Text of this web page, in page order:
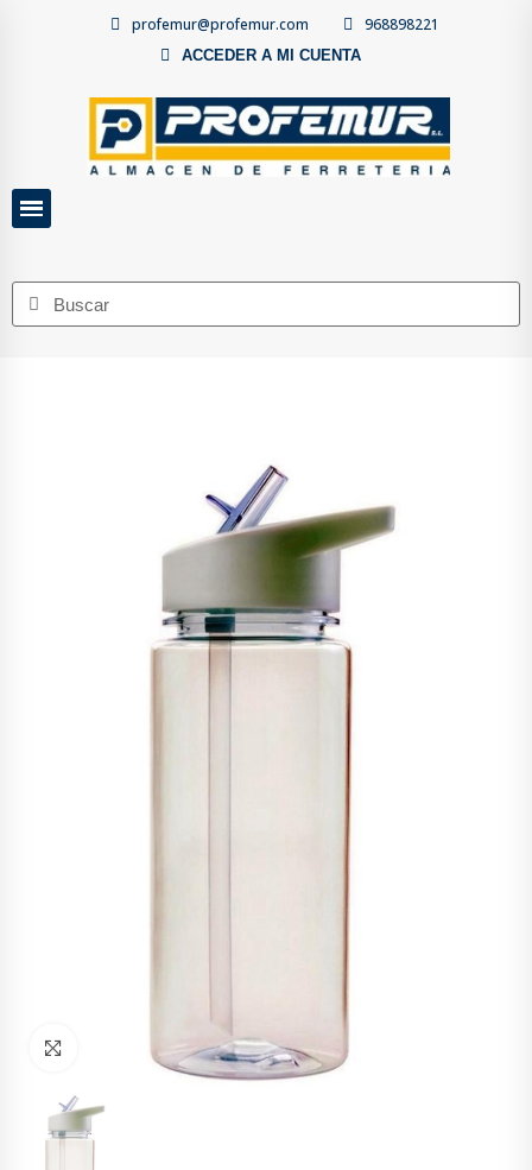
profemur@profemur.com 968898221
ACCEDER A MI CUENTA
Haz click para ampliar